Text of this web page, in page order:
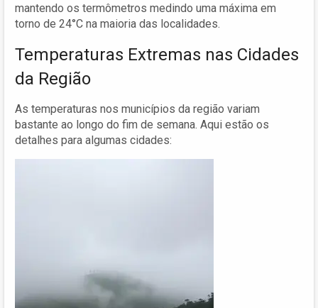
mantendo os termômetros medindo uma máxima em
torno de 24°C na maioria das localidades.
Temperaturas Extremas nas Cidades
da Região
As temperaturas nos municípios da região variam
bastante ao longo do fim de semana. Aqui estão os
detalhes para algumas cidades: